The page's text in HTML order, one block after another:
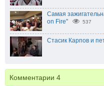
Самая
on Fire"
537
Стасик Карпов и
Комментарии 4